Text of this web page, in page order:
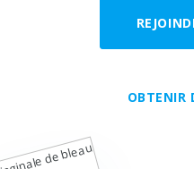
OBTENIR